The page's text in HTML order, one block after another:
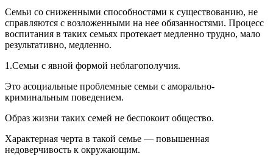
Семьи со сниженными способностями к существованию, не
справляются с возложенными на нее обязанностями. Процесс
воспитания в таких семьях протекает медленно трудно, мало
результативно, медленно.
1.Семьи с явной формой неблагополучия.
Это асоциальные проблемные семьи с аморально-
криминальным поведением.
Образ жизни таких семей не беспокоит общество.
Характерная черта в такой семье — повышенная
недоверчивость к окружающим.